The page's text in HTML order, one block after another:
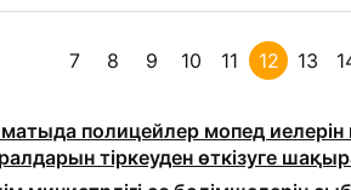
7 8 9 10 11 12 13
полицейлер мопед иелерін
тіркеуден өткізуге